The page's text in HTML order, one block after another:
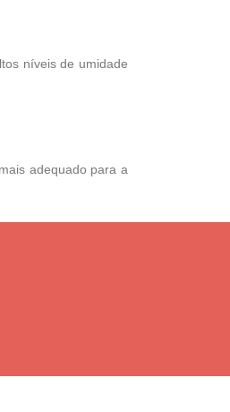
níveis de umidade
adequado para a